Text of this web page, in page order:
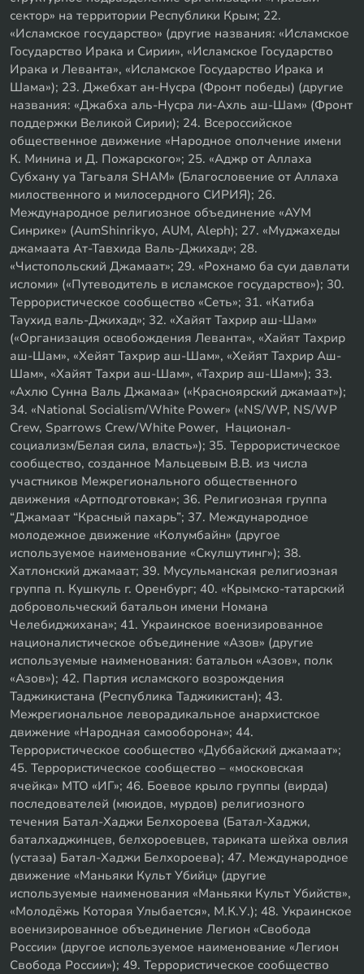
сектор» на территории Республики Крым; 22.
«Исламское государство» (другие названия: «Исламское
Государство Ирака и Сирии», «Исламское Государство
Ирака и Леванта», «Исламское Государство Ирака и
Шама»); 23. Джебхат ан-Нусра (Фронт победы) (другие
названия: «Джабха аль-Нусра ли-Ахль аш-Шам» (Фронт
поддержки Великой Сирии); 24. Всероссийское
общественное движение «Народное ополчение имени
К. Минина и Д. Пожарского»; 25. «Аджр от Аллаха
Субхану уа Тагьаля SHAM» (Благословение от Аллаха
милоственного и милосердного СИРИЯ); 26.
Международное религиозное объединение «АУМ
Синрике» (AumShinrikyo, AUM, Aleph); 27. «Муджахеды
джамаата Ат-Тавхида Валь-Джихад»; 28.
«Чистопольский Джамаат»; 29. «Рохнамо ба суи давлати
исломи» («Путеводитель в исламское государство»); 30.
Террористическое сообщество «Сеть»; 31. «Катиба
Таухид валь-Джихад»; 32. «Хайят Тахрир аш-Шам»
(«Организация освобождения Леванта», «Хайят Тахрир
аш-Шам», «Хейят Тахрир аш-Шам», «Хейят Тахрир Аш-
Шам», «Хайят Тахри аш-Шам», «Тахрир аш-Шам»); 33.
«Ахлю Сунна Валь Джамаа» («Красноярский джамаат»);
34. «National Socialism/White Power» («NS/WP, NS/WP
Crew, Sparrows Crew/White Power, Национал-
социализм/Белая сила, власть»); 35. Террористическое
сообщество, созданное Мальцевым В.В. из числа
участников Межрегионального общественного
движения «Артподготовка»; 36. Религиозная группа
“Джамаат “Красный пахарь”; 37. Международное
молодежное движение «Колумбайн» (другое
используемое наименование «Скулшутинг»); 38.
Хатлонский джамаат; 39. Мусульманская религиозная
группа п. Кушкуль г. Оренбург; 40. «Крымско-татарский
добровольческий батальон имени Номана
Челебиджихана»; 41. Украинское военизированное
националистическое объединение «Азов» (другие
используемые наименования: батальон «Азов», полк
«Азов»); 42. Партия исламского возрождения
Таджикистана (Республика Таджикистан); 43.
Межрегиональное леворадикальное анархистское
движение «Народная самооборона»; 44.
Террористическое сообщество «Дуббайский джамаат»;
45. Террористическое сообщество – «московская
ячейка» МТО «ИГ»; 46. Боевое крыло группы (вирда)
последователей (мюидов, мурдов) религиозного
течения Батал-Хаджи Белхороева (Батал-Хаджи,
баталхаджинцев, белхороевцев, тариката шейха овлия
(устаза) Батал-Хаджи Белхороева); 47. Международное
движение «Маньяки Культ Убийц» (другие
используемые наименования «Маньяки Культ Убийств»,
«Молодёжь Которая Улыбается», М.К.У.); 48. Украинское
военизированное объединение Легион «Свобода
России» (другое используемое наименование «Легион
Свобода России»); 49. Террористическое сообщество